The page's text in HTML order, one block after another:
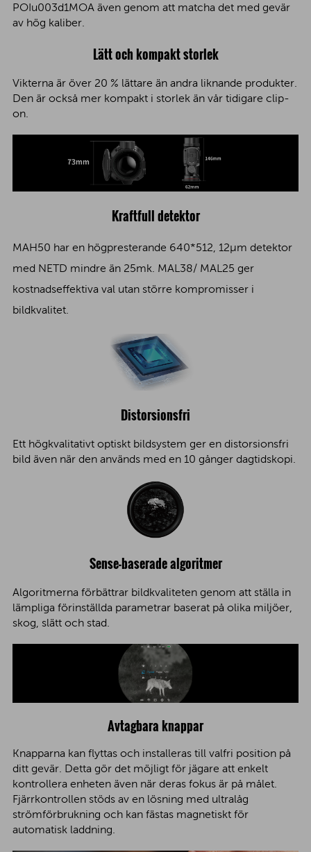
POIu003d1MOA även genom att matcha det med gevär
av hög kaliber.
Lätt och kompakt storlek
Vikterna är över 20 % lättare än andra liknande produkter.
Den är också mer kompakt i storlek än vår tidigare clip-
on.
Kraftfull detektor
MAH50 har en högpresterande 640*512, 12μm detektor
med NETD mindre än 25mk. MAL38/ MAL25 ger
kostnadseffektiva val utan större kompromisser i
bildkvalitet.
Distorsionsfri
Ett högkvalitativt optiskt bildsystem ger en distorsionsfri
bild även när den används med en 10 gånger dagtidskopi.
Sense-baserade algoritmer
Algoritmerna förbättrar bildkvaliteten genom att ställa in
lämpliga förinställda parametrar baserat på olika miljöer,
skog, slätt och stad.
Avtagbara knappar
Knapparna kan flyttas och installeras till valfri position på
ditt gevär. Detta gör det möjligt för jägare att enkelt
kontrollera enheten även när deras fokus är på målet.
Fjärrkontrollen stöds av en lösning med ultralåg
strömförbrukning och kan fästas magnetiskt för
automatisk laddning.